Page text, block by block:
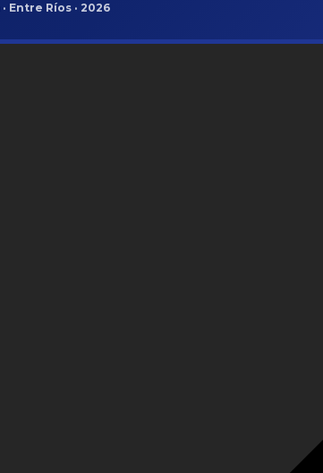
· Entre Ríos · 2026